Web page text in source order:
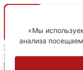
Ваш город
Пятигорск
«Мы
анализа